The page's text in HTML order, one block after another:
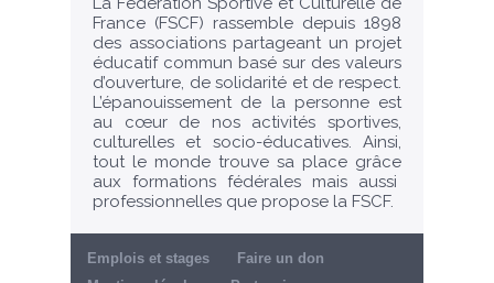
France (FSCF) rassemble depuis 1898
des associations partageant un projet
éducatif commun basé sur des valeurs
d’ouverture, de solidarité et de respect.
L’épanouissement de la personne est
au cœur de nos activités sportives,
culturelles et socio-éducatives. Ainsi,
tout le monde trouve sa place grâce
aux formations fédérales mais aussi
professionnelles que propose la FSCF.
Emplois et stages
Faire un don